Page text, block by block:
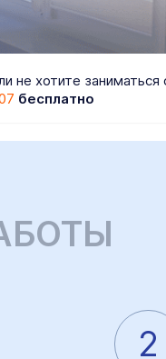
не хотите
бесплатно
2